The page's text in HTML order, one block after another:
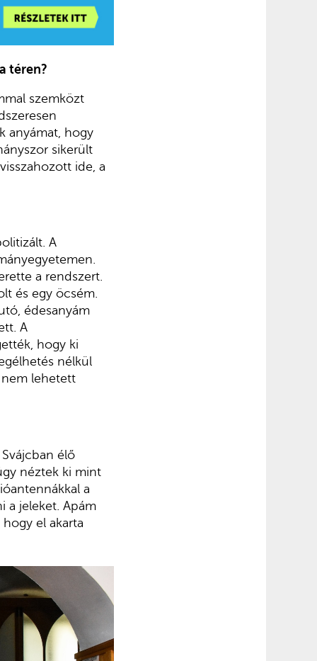
téren?
szemközt
anyámat, hogy
sikerült
ide, a
A
a rendszert.
és egy öcsém.
édesanyám
A
hogy ki
nélkül
nem lehetett
élő
néztek ki mint
a
a jeleket. Apám
el akarta